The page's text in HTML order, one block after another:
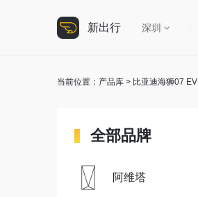
新出行 深圳
当前位置： 产品库 > 比亚迪海狮07 EV
全部品牌
阿维塔